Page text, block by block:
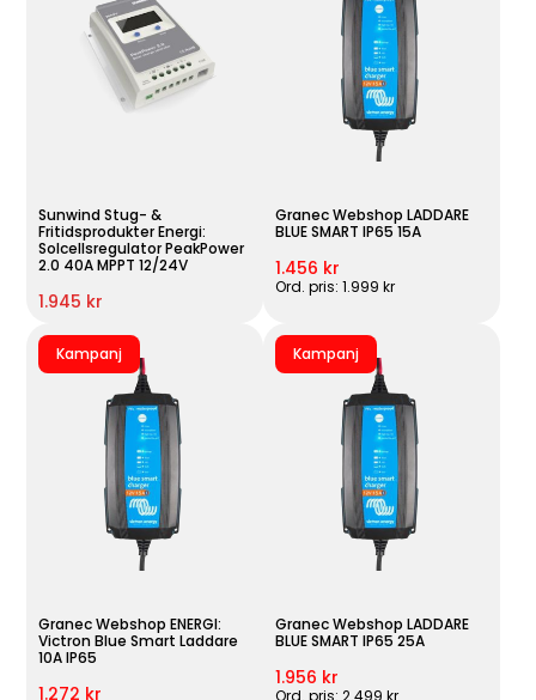
Sunwind Stug- &
Fritidsprodukter Energi:
Solcellsregulator PeakPower
2.0 40A MPPT 12/24V
1.945 kr
Granec Webshop LADDARE
BLUE SMART IP65 15A
1.456 kr
Ord. pris: 1.999 kr
Kampanj
Granec Webshop ENERGI:
Victron Blue Smart Laddare
10A IP65
1.272 kr
Kampanj
Granec Webshop LADDARE
BLUE SMART IP65 25A
1.956 kr